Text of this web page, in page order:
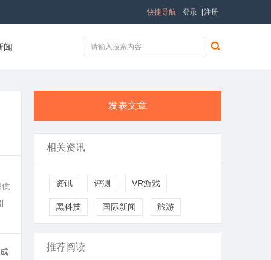
登录 注册
快捷导航
闻
供
发表文章
相关资讯
资讯 评测 VR游戏
黑科技 国际新闻 旅游
推荐阅读